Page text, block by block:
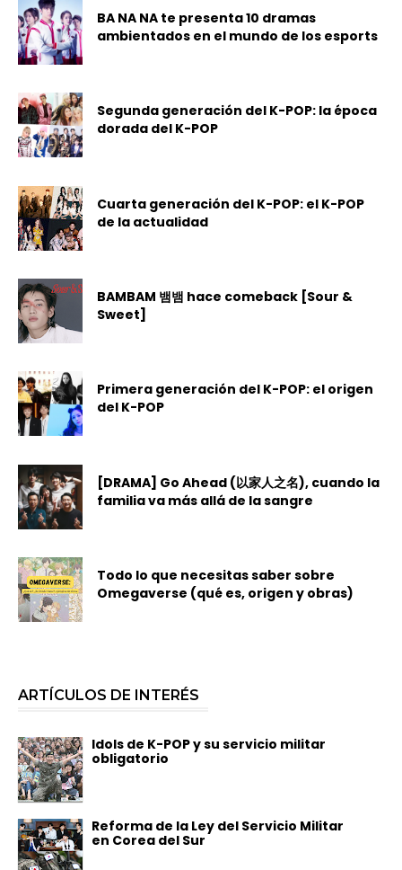
BA NA NA te presenta 10 dramas
ambientados en el mundo de los esports
Segunda generación del K-POP: la época
dorada del K-POP
Cuarta generación del K-POP: el K-POP
de la actualidad
BAMBAM 뱀뱀 hace comeback [Sour &
Sweet]
Primera generación del K-POP: el origen
del K-POP
[DRAMA] Go Ahead (以家人之名), cuando la
familia va más allá de la sangre
Todo lo que necesitas saber sobre
Omegaverse (qué es, origen y obras)
ARTÍCULOS DE INTERÉS
Idols de K-POP y su servicio militar
obligatorio
Reforma de la Ley del Servicio Militar
en Corea del Sur